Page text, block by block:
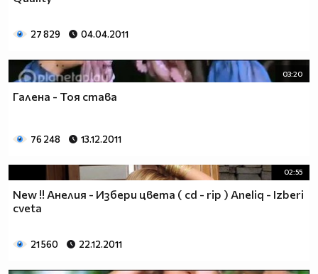
27 829 04.04.2011
03:20
Галена - Тоя става
76 248 13.12.2011
02:55
New !! Анелия - Избери цвета ( cd - rip ) Aneliq - Izberi
cveta
21 560 22.12.2011